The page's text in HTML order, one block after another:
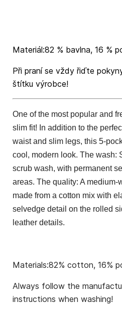
Materiál:82 % bavlna, 16 %
Při praní se vždy řiďte
štítku výrobce!
One of the most popular and
slim fit! In addition to the
waist and slim legs, this 5-
cool, modern look. The wash:
scrub wash, with permanent
areas. The quality: A medium-
made from a cotton mix with
selvedge detail on the rolled
leather details.
Materials:82% cotton, 16%
Always follow the
instructions when washing!